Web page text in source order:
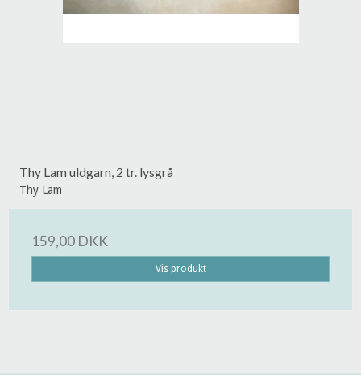
Thy Lam uldgarn, 2 tr. lysgrå
Thy Lam
159,00 DKK
Vis produkt